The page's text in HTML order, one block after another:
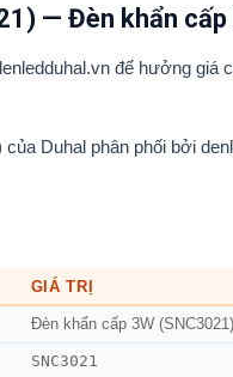
— Đèn khẩn cấp
để hưởng giá
Duhal phân phối bởi
GIÁ TRỊ
Đèn khẩn cấp 3W (SNC3021)
SNC3021